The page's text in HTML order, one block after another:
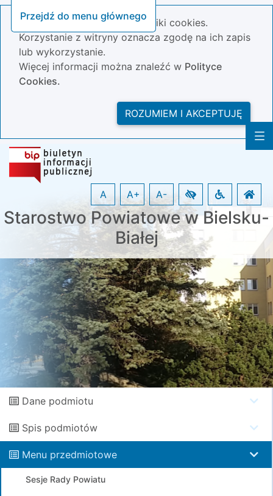
Przejdź do menu głównego
Nasza strona wykorzystuje pliki cookies.
Korzystanie z witryny oznacza zgodę na ich zapis
lub wykorzystanie.
Więcej informacji można znaleźć w Polityce
Cookies.
ROZUMIEM I AKCEPTUJĘ
Starostwo Powiatowe w Bielsku-
Białej
A A+ A-
Dane podmiotu
Spis podmiotów
Menu przedmiotowe
Sesje Rady Powiatu